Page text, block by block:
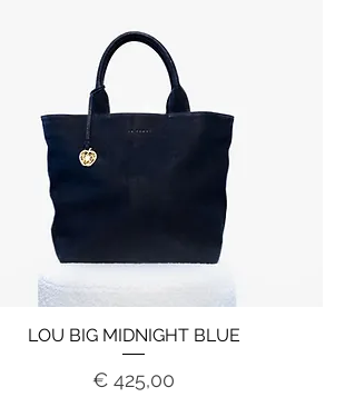
LOU BIG MIDNIGHT BLUE
Prijs
€ 425,00